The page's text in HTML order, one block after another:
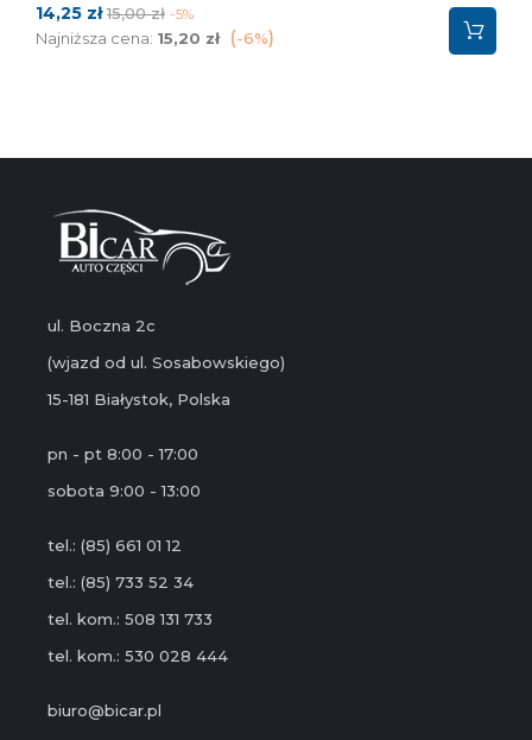
Cena
14,25 złCena
podstawowa
15,00 zł -5%
Najniższa cena: 15,20 zł -6%
ul. Boczna 2c
(wjazd od ul. Sosabowskiego)
15-181 Białystok, Polska
pn - pt 8:00 - 17:00
sobota 9:00 - 13:00
tel.: (85) 661 01 12
tel.: (85) 733 52 34
tel. kom.: 508 131 733
tel. kom.: 530 028 444
biuro@bicar.pl